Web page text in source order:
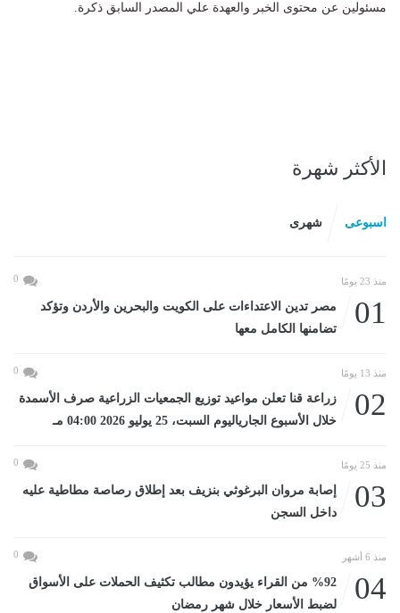
مسئولين عن محتوى الخبر والعهدة علي المصدر السابق ذكرة.
الأكثر شهرة
اسبوعى شهرى
منذ 23 يومًا 0
01
مصر تدين الاعتداءات على الكويت والبحرين والأردن وتؤكد
تضامنها الكامل معها
منذ 13 يومًا 0
02
زراعة قنا تعلن مواعيد توزيع الجمعيات الزراعية صرف الأسمدة
خلال الأسبوع الجارياليوم السبت، 25 يوليو 2026 04:00 مـ
منذ 25 يومًا 0
03
إصابة مروان البرغوثي بنزيف بعد إطلاق رصاصة مطاطية عليه
داخل السجن
منذ 6 أشهر 0
04
%92 من القراء يؤيدون مطالب تكثيف الحملات على الأسواق
لضبط الأسعار خلال شهر رمضان